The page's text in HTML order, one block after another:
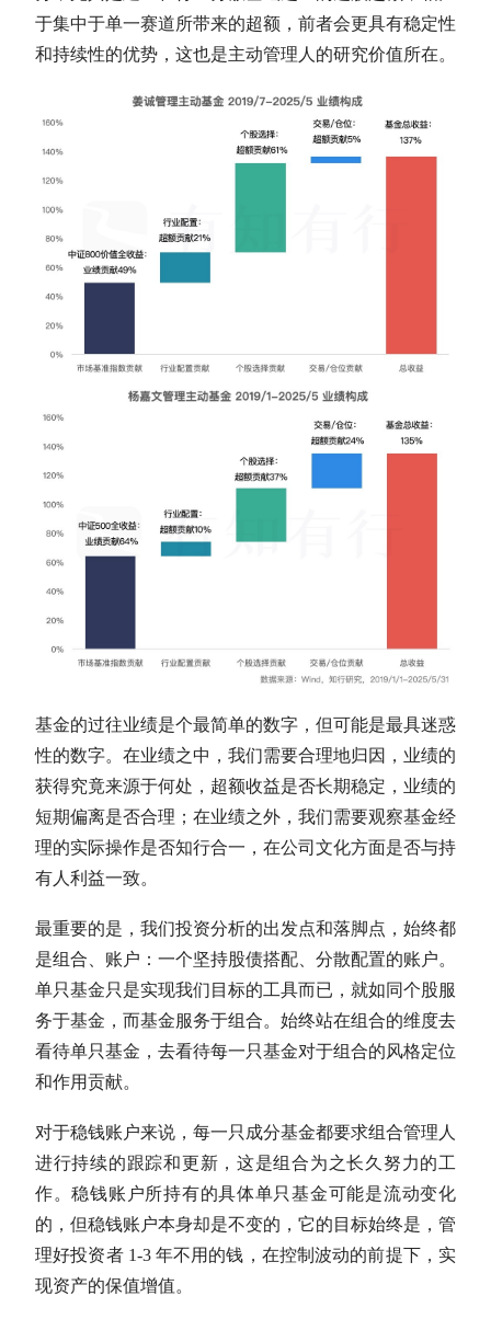
于集中于单一赛道所带来的超额，前者会更具有稳定性
和持续性的优势，这也是主动管理人的研究价值所在。
基金的过往业绩是个最简单的数字，但可能是最具迷惑
性的数字。在业绩之中，我们需要合理地归因，业绩的
获得究竟来源于何处， 超额收益是否长期稳定，业绩的
短期偏离是否合理；在业绩之外，我们需要观察基金经
理的实际操作是否知行合一，在公司文化方面是否与持
有人利益一致。
最重要的是，我们投资分析的出发点和落脚点，始终都
是组合、账户：一个坚持股债搭配、分散配置的账户。
单只基金只是实现我们目标的工具而已，就如同个股服
务于基金，而基金服务于组合。始终站在组合的维度去
看待单只基金，去看待每一只基金对于组合的风格定位
和作用贡献。
对于稳钱账户来说，每一只成分基金都要求组合管理人
进行持续的跟踪和更新，这是组合为之长久努力的工
作。稳钱账户所持有的具体单只基金可能是流动变化
的，但稳钱账户本身却是不变的，它的目标始终是，管
理好投资者 1-3 年不用的钱，在控制波动的前提下，实
现资产的保值增值。